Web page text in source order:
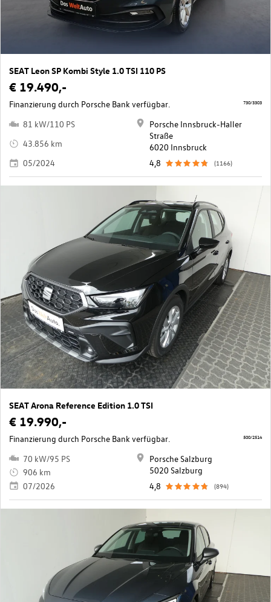
SEAT Leon SP Kombi Style 1.0 TSI 110 PS
€ 19.490,-
Finanzierung durch Porsche Bank verfügbar.
81 kW/110 PS
43.856 km
05/2024
Porsche Innsbruck-Haller
Straße
6020 Innsbruck
4,8
(1166)
730/3303
SEAT Arona Reference Edition 1.0 TSI
€ 19.990,-
Finanzierung durch Porsche Bank verfügbar.
70 kW/95 PS
906 km
07/2026
Porsche Salzburg
5020 Salzburg
4,8
(894)
500/2514